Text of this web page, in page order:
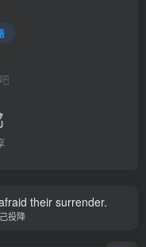
their surrender.
投降